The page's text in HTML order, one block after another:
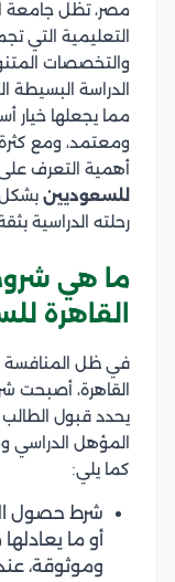
مصر، تظل جامعة
التعليمية التي
والتخصصات
الدراسة
مما يجعلها خيار
ومعتمد، ومع كثرة
أهمية التعرف
للسعوديين
رحلته الدراسية
ما هي
القاهرة
في ظل المنافسة
القاهرة، أصبحت
يحدد قبول
المؤهل الدراسي
كما يلي:
شرط حصول
أو ما
وموثوقة،